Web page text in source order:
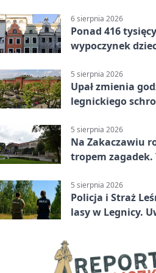
6 sierpnia 2026
Ponad 416
wypoczynek
5 sierpnia 2026
Upał zmienia
legnickiego
5 sierpnia 2026
Na Zakaczawiu
tropem zagadek.
5 sierpnia 2026
Policja i Straż
lasy w Legnicy.